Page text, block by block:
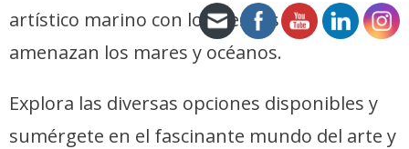
artístico marino con los riesgos que
amenazan los mares y océanos.
Explora las diversas opciones disponibles y
sumérgete en el fascinante mundo del arte y